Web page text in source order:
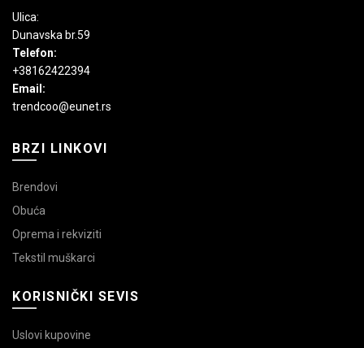
Ulica:
Dunavska br.59
Telefon:
+38162422394
Email:
trendcoo@eunet.rs
BRZI LINKOVI
Brendovi
Obuća
Oprema i rekviziti
Tekstil muškarci
KORISNIČKI SEVIS
Uslovi kupovine